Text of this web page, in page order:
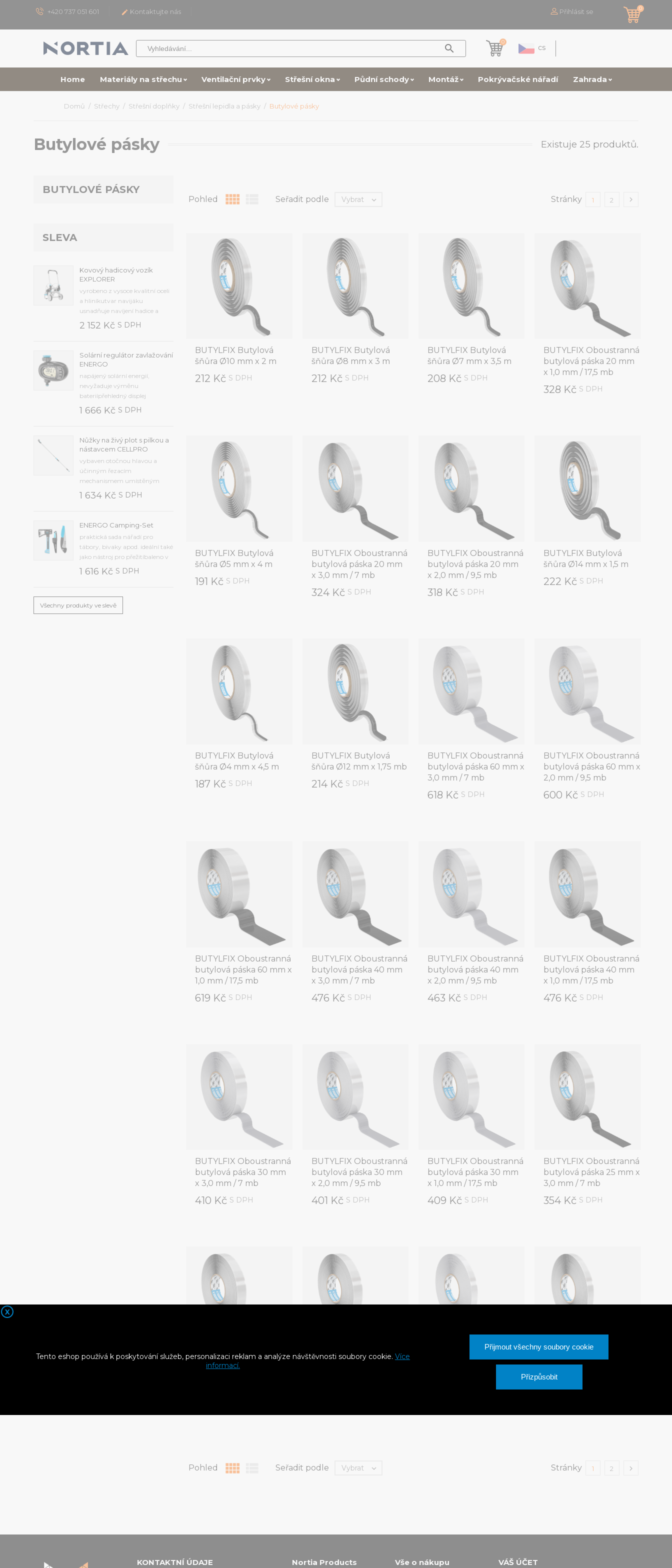
X
Tento eshop používá k poskytování služeb, personalizaci reklam a analýze návštěvnosti soubory cookie. Více
informací.
Přijmout všechny soubory cookie
Přizpůsobit
+420 737 051 601  Kontaktujte nás Přihlásit se 0

0
cs
Home Materiály na střechu Ventilační prvky Střešní okna Půdní schody Montáž Pokrývačské nářadí Zahrada
Domů Střechy Střešní doplňky Střešní lepidla a pásky Butylové pásky
Butylové pásky Existuje 25 produktů.
BUTYLOVÉ PÁSKY
SLEVA
Kovový hadicový vozík
EXPLORER
vyrobeno z vysoce kvalitní oceli
a hliníkutvar navijáku
usnadňuje navíjení hadice a
zabraňuje jejímu
přehnutífunkční skládací klika s
základna koleček zajišťuje
snadný a stabilní
pohodlnou...
2 152 Kč S DPH
Solární regulátor zavlažování
ENERGO
napájený solární energií,
nevyžaduje výměnu
bateriípřehledný displej
usnadňuje
programováníautomatické a
dobyintuitivní zavlažování:
Frekvence od 2 minut do 7 dnů,
zpoždění od 12 hodin do 7...
1 666 Kč S DPH
Nůžky na živý plot s pilkou a
nástavcem CELLPRO
vybaven otočnou hlavou a
účinným řezacím
mechanismem umístěným
uvnitř přístrojesekací nůž z
kvalitní kalené oceli,
vyrobena z odolného
plastupřídavná pilka na řezání
větvímaximální průměr řezu 25
mm, hmotnost 1,2 kg, délka...
1 634 Kč S DPH
ENERGO Camping-Set
praktická sada nářadí pro
tábory, bivaky apod. ideální také
jako nástroj pro přežitíbaleno v
krabiciSada obsahuje
kvalitní:univerzální nůž (40-
(41-001)skládací pilku (41-041).
1 616 Kč S DPH
Všechny produkty ve slevě
Pohled  Seřadit podle Vybrat  Stránky 1 2 
BUTYLFIX Butylová
šňůra Ø10 mm x 2 m
212 Kč S DPH
BUTYLFIX Butylová
šňůra Ø8 mm x 3 m
212 Kč S DPH
BUTYLFIX Butylová
šňůra Ø7 mm x 3,5 m
208 Kč S DPH
BUTYLFIX Oboustranná
butylová páska 20 mm
x 1,0 mm / 17,5 mb
328 Kč S DPH
BUTYLFIX Butylová
šňůra Ø5 mm x 4 m
191 Kč S DPH
BUTYLFIX Oboustranná
butylová páska 20 mm
x 3,0 mm / 7 mb
324 Kč S DPH
BUTYLFIX Oboustranná
butylová páska 20 mm
x 2,0 mm / 9,5 mb
318 Kč S DPH
BUTYLFIX Butylová
šňůra Ø14 mm x 1,5 m
222 Kč S DPH
BUTYLFIX Butylová
šňůra Ø4 mm x 4,5 m
187 Kč S DPH
BUTYLFIX Butylová
šňůra Ø12 mm x 1,75 mb
214 Kč S DPH
BUTYLFIX Oboustranná
butylová páska 60 mm x
3,0 mm / 7 mb
618 Kč S DPH
BUTYLFIX Oboustranná
butylová páska 60 mm x
2,0 mm / 9,5 mb
600 Kč S DPH
BUTYLFIX Oboustranná
butylová páska 60 mm x
1,0 mm / 17,5 mb
619 Kč S DPH
BUTYLFIX Oboustranná
butylová páska 40 mm
x 3,0 mm / 7 mb
476 Kč S DPH
BUTYLFIX Oboustranná
butylová páska 40 mm
x 2,0 mm / 9,5 mb
463 Kč S DPH
BUTYLFIX Oboustranná
butylová páska 40 mm
x 1,0 mm / 17,5 mb
476 Kč S DPH
BUTYLFIX Oboustranná
butylová páska 30 mm
x 3,0 mm / 7 mb
410 Kč S DPH
BUTYLFIX Oboustranná
butylová páska 30 mm
x 2,0 mm / 9,5 mb
401 Kč S DPH
BUTYLFIX Oboustranná
butylová páska 30 mm
x 1,0 mm / 17,5 mb
409 Kč S DPH
BUTYLFIX Oboustranná
butylová páska 25 mm x
3,0 mm / 7 mb
354 Kč S DPH
BUTYLFIX Oboustranná
BUTYLFIX Oboustranná
butylová páska 15 mm x
BUTYLFIX Oboustranná
butylová páska 15 mm x
Pohled  Seřadit podle Vybrat  Stránky 1 2 
KONTAKTNÍ ÚDAJE Nortia Products Vše o nákupu VÁŠ ÚČET